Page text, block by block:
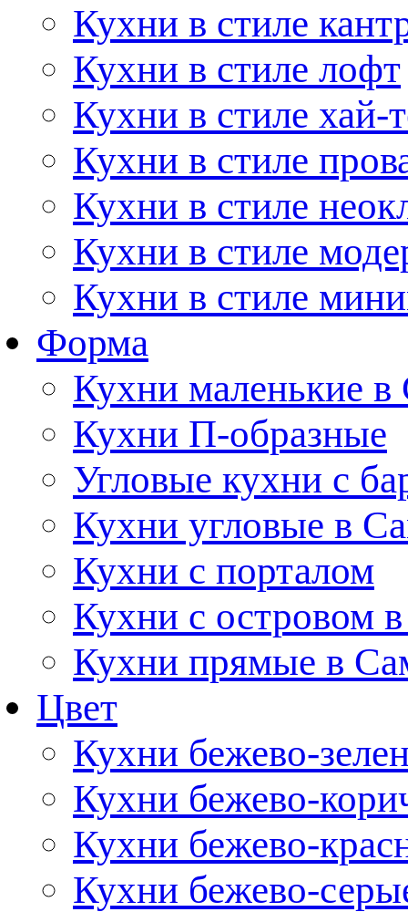
Кухни в стиле
Кухни в стиле лофт
Кухни в стиле хай-
Кухни в стиле
Кухни в стиле
Кухни в стиле
Кухни в стиле
Форма
Кухни маленькие в
Кухни П-образные
Угловые кухни с
Кухни угловые в
Кухни с порталом
Кухни с островом
Кухни прямые в
Цвет
Кухни бежево-
Кухни бежево-
Кухни бежево-
Кухни бежево-